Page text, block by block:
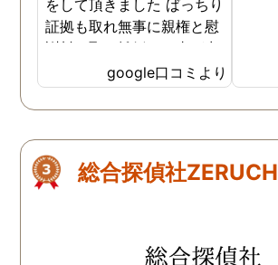
をして頂きました ばっちり
証拠も取れ無事に親権と慰
謝料を取り離婚する事が出
来ました 本当にありがとう
ございました
google口コミより
総合探偵社ZERUCH